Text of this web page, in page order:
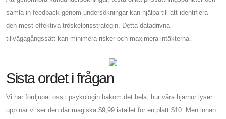
samla in feedback genom undersökningar kan hjälpa till att identifiera
den mest effektiva tröskelprisstrategin. Detta datadrivna
tillvägagångssätt kan minimera risker och maximera intäkterna.
Sista ordet i frågan
Vi har fördjupat oss i psykologin bakom det hela, hur våra hjärnor lyser
upp när vi ser den där magiska $9,99 istället för en platt $10. Men innan